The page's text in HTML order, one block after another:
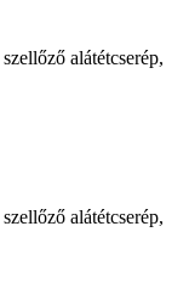
alátétcserép,
alátétcserép,